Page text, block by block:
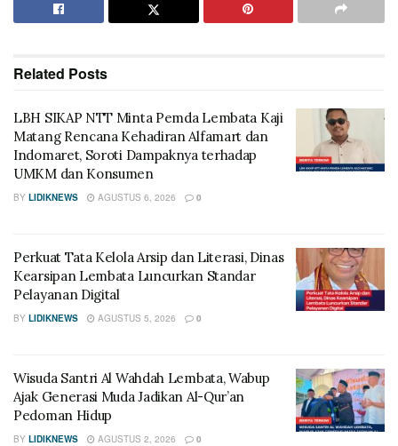
Related Posts
LBH SIKAP NTT Minta Pemda Lembata Kaji
Matang Rencana Kehadiran Alfamart dan
Indomaret, Soroti Dampaknya terhadap
UMKM dan Konsumen
BY LIDIKNEWS AGUSTUS 6, 2026 0
Perkuat Tata Kelola Arsip dan Literasi, Dinas
Kearsipan Lembata Luncurkan Standar
Pelayanan Digital
BY LIDIKNEWS AGUSTUS 5, 2026 0
Wisuda Santri Al Wahdah Lembata, Wabup
Ajak Generasi Muda Jadikan Al-Qur’an
Pedoman Hidup
BY LIDIKNEWS AGUSTUS 2, 2026 0